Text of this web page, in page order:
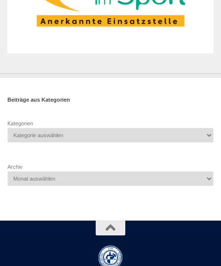
Beiträge aus Kategorien
Kategorien
Archiv